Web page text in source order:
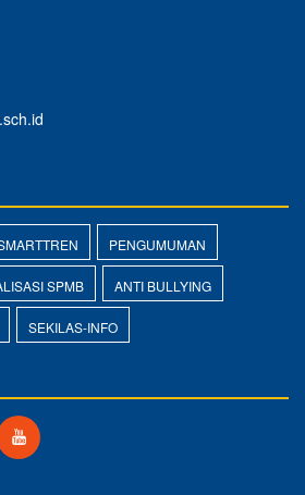
PENGUMUMAN
SPMB ANTI BULLYING
SEKILAS-INFO